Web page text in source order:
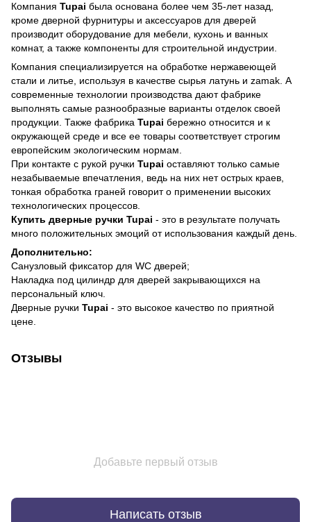
Компания Tupai была основана более чем 35-лет назад,
кроме дверной фурнитуры и аксессуаров для дверей
производит оборудование для мебели, кухонь и ванных
комнат, а также компоненты для строительной индустрии.
Компания специализируется на обработке нержавеющей
стали и литье, используя в качестве сырья латунь и zamak. А
современные технологии производства дают фабрике
выполнять самые разнообразные варианты отделок своей
продукции. Также фабрика Tupai бережно относится и к
окружающей среде и все ее товары соответствует строгим
европейским экологическим нормам.
При контакте с рукой ручки Tupai оставляют только самые
незабываемые впечатления, ведь на них нет острых краев,
тонкая обработка граней говорит о применении высоких
технологических процессов.
Купить дверные ручки Tupai - это в результате получать
много положительных эмоций от использования каждый день.
Дополнительно:
Санузловый фиксатор для WC дверей;
Накладка под цилиндр для дверей закрывающихся на
персональный ключ.
Дверные ручки Tupai - это высокое качество по приятной
цене.
Отзывы
Добавьте первый отзыв
Написать отзыв